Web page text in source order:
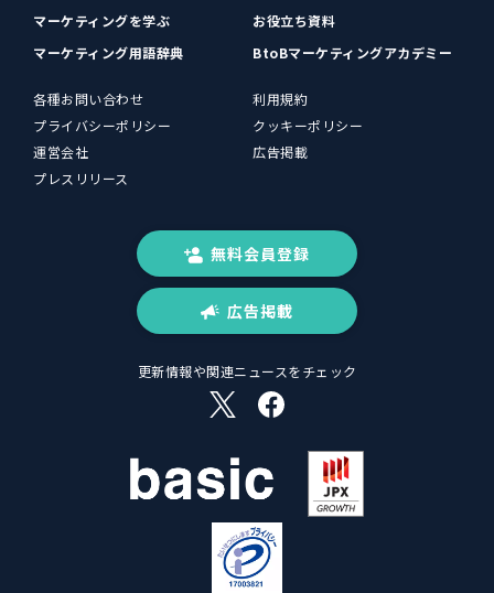
マーケティングを学ぶ
お役立ち資料
マーケティング用語辞典
BtoBマーケティングアカデミー
各種お問い合わせ
利用規約
プライバシーポリシー
クッキーポリシー
運営会社
広告掲載
プレスリリース
無料会員登録
広告掲載
更新情報や関連ニュースをチェック